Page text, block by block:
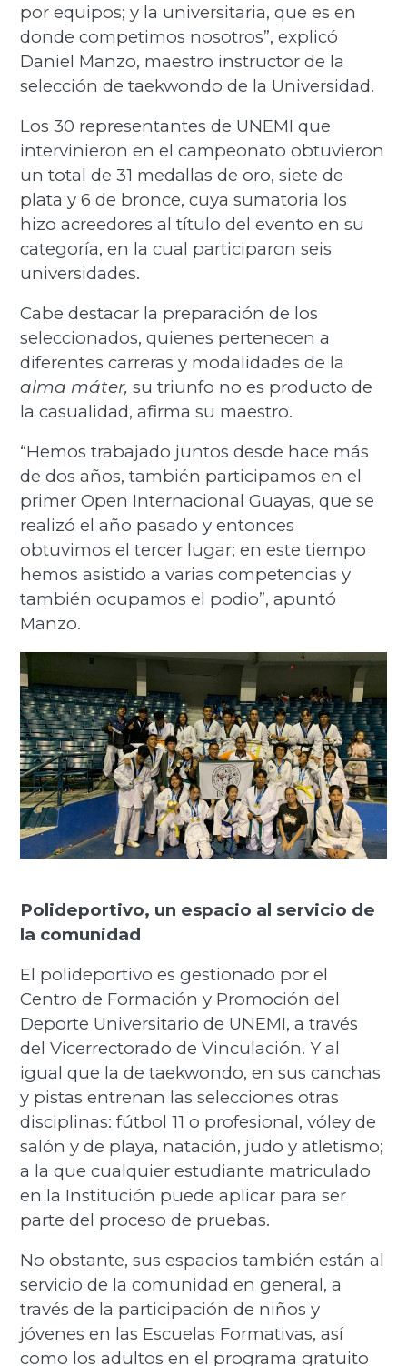
por equipos; y la universitaria, que es en
donde competimos nosotros”, explicó
Daniel Manzo, maestro instructor de la
selección de taekwondo de la Universidad.
Los 30 representantes de UNEMI que
intervinieron en el campeonato obtuvieron
un total de 31 medallas de oro, siete de
plata y 6 de bronce, cuya sumatoria los
hizo acreedores al título del evento en su
categoría, en la cual participaron seis
universidades.
Cabe destacar la preparación de los
seleccionados, quienes pertenecen a
diferentes carreras y modalidades de la
alma máter, su triunfo no es producto de
la casualidad, afirma su maestro.
“Hemos trabajado juntos desde hace más
de dos años, también participamos en el
primer Open Internacional Guayas, que se
realizó el año pasado y entonces
obtuvimos el tercer lugar; en este tiempo
hemos asistido a varias competencias y
también ocupamos el podio”, apuntó
Manzo.
Polideportivo, un espacio al servicio de
la comunidad
El polideportivo es gestionado por el
Centro de Formación y Promoción del
Deporte Universitario de UNEMI, a través
del Vicerrectorado de Vinculación. Y al
igual que la de taekwondo, en sus canchas
y pistas entrenan las selecciones otras
disciplinas: fútbol 11 o profesional, vóley de
salón y de playa, natación, judo y atletismo;
a la que cualquier estudiante matriculado
en la Institución puede aplicar para ser
parte del proceso de pruebas.
No obstante, sus espacios también están al
servicio de la comunidad en general, a
través de la participación de niños y
jóvenes en las Escuelas Formativas, así
como los adultos en el programa gratuito